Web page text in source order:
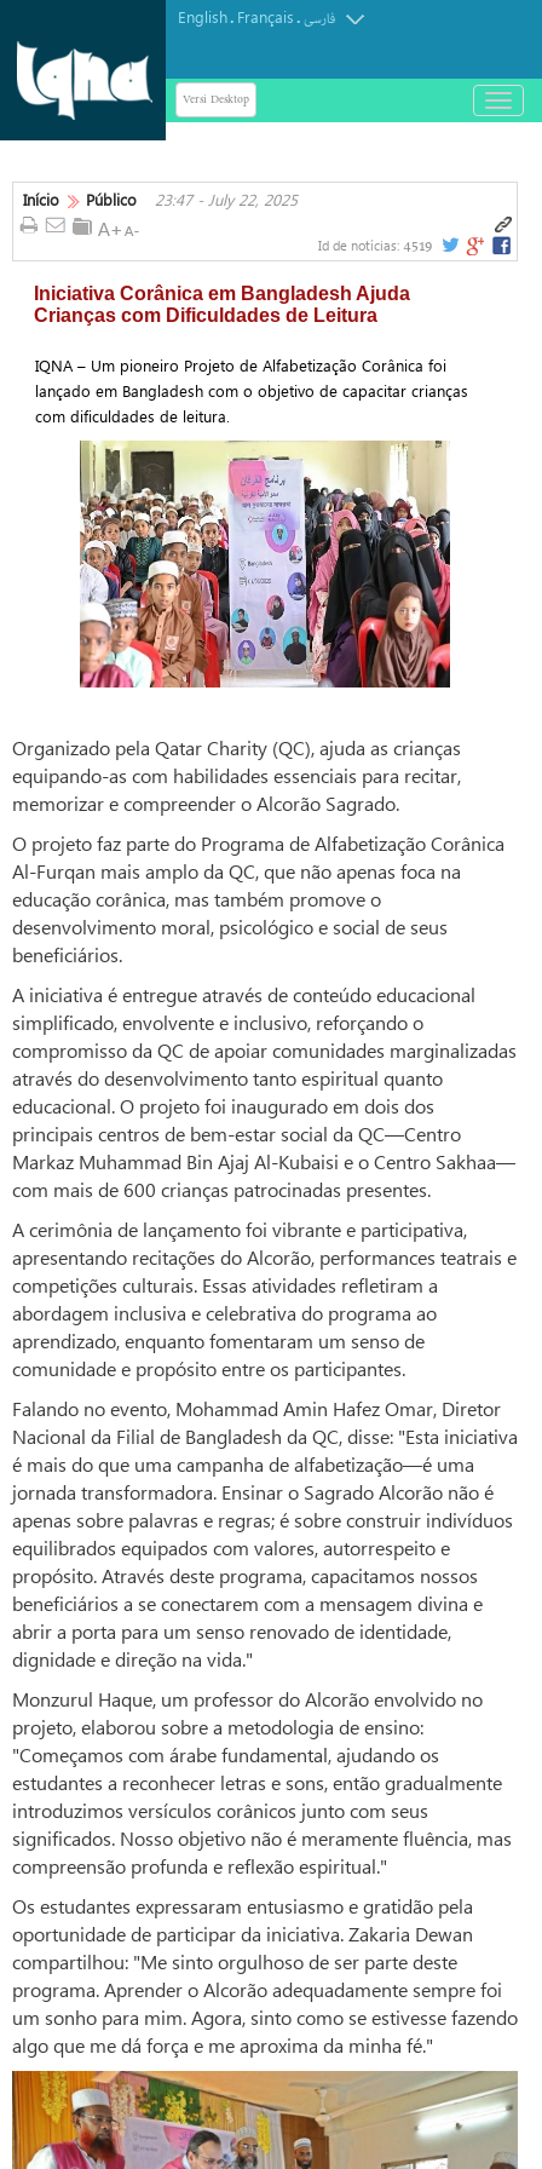
English. Français.فارسی
Versi Desktop
باز
و
کردن
Início Público 23:47 - July 22, 2025
Id de notícias: 4519
Iniciativa Corânica em Bangladesh Ajuda
Crianças com Dificuldades de Leitura
IQNA – Um pioneiro Projeto de Alfabetização Corânica foi
lançado em Bangladesh com o objetivo de capacitar crianças
com dificuldades de leitura.
Organizado pela Qatar Charity (QC), ajuda as crianças
equipando-as com habilidades essenciais para recitar,
memorizar e compreender o Alcorão Sagrado.
O projeto faz parte do Programa de Alfabetização Corânica
Al-Furqan mais amplo da QC, que não apenas foca na
educação corânica, mas também promove o
desenvolvimento moral, psicológico e social de seus
beneficiários.
A iniciativa é entregue através de conteúdo educacional
simplificado, envolvente e inclusivo, reforçando o
compromisso da QC de apoiar comunidades marginalizadas
através do desenvolvimento tanto espiritual quanto
educacional. O projeto foi inaugurado em dois dos
principais centros de bem-estar social da QC—Centro
Markaz Muhammad Bin Ajaj Al-Kubaisi e o Centro Sakhaa—
com mais de 600 crianças patrocinadas presentes.
A cerimônia de lançamento foi vibrante e participativa,
apresentando recitações do Alcorão, performances teatrais e
competições culturais. Essas atividades refletiram a
abordagem inclusiva e celebrativa do programa ao
aprendizado, enquanto fomentaram um senso de
comunidade e propósito entre os participantes.
Falando no evento, Mohammad Amin Hafez Omar, Diretor
Nacional da Filial de Bangladesh da QC, disse: "Esta iniciativa
é mais do que uma campanha de alfabetização—é uma
jornada transformadora. Ensinar o Sagrado Alcorão não é
apenas sobre palavras e regras; é sobre construir indivíduos
equilibrados equipados com valores, autorrespeito e
propósito. Através deste programa, capacitamos nossos
beneficiários a se conectarem com a mensagem divina e
abrir a porta para um senso renovado de identidade,
dignidade e direção na vida."
Monzurul Haque, um professor do Alcorão envolvido no
projeto, elaborou sobre a metodologia de ensino:
"Começamos com árabe fundamental, ajudando os
estudantes a reconhecer letras e sons, então gradualmente
introduzimos versículos corânicos junto com seus
significados. Nosso objetivo não é meramente fluência, mas
compreensão profunda e reflexão espiritual."
Os estudantes expressaram entusiasmo e gratidão pela
oportunidade de participar da iniciativa. Zakaria Dewan
compartilhou: "Me sinto orgulhoso de ser parte deste
programa. Aprender o Alcorão adequadamente sempre foi
um sonho para mim. Agora, sinto como se estivesse fazendo
algo que me dá força e me aproxima da minha fé."